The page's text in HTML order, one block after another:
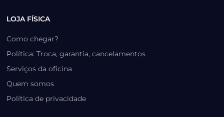
LOJA FÍSICA
Como chegar?
Política: Troca, garantia, cancelamentos
Serviços da oficina
Quem somos
Política de privacidade